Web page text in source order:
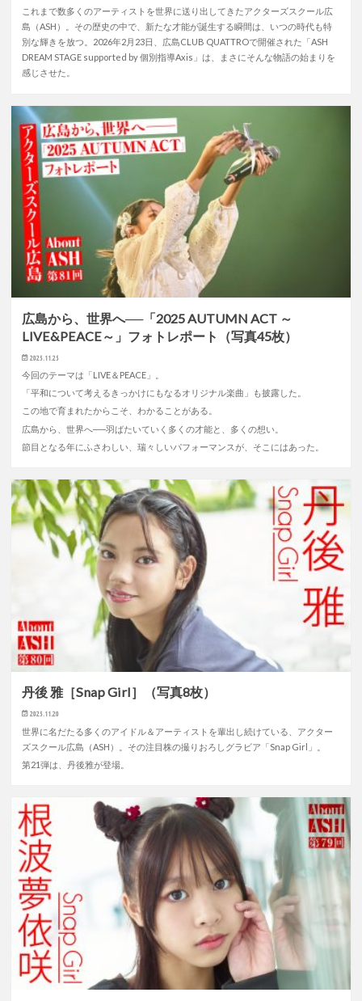
これまで数多くのアーティストを世界に送り出してきたアクターズスクール広
島（ASH）。その歴史の中で、新たな才能が誕生する瞬間は、いつの時代も特
別な輝きを放つ。2026年2月23日、広島CLUB QUATTROで開催された「ASH
DREAM STAGE supported by 個別指導Axis」は、まさにそんな物語の始まりを
感じさせた。
広島から、世界へ──「2025 AUTUMN ACT ～
LIVE&PEACE～」フォトレポート（写真45枚）
2025.11.25
今回のテーマは「LIVE＆PEACE」。
「平和について考えるきっかけにもなるオリジナル楽曲」も披露した。
この地で育まれたからこそ、わかることがある。
広島から、世界へ──羽ばたいていく多くの才能と、多くの想い。
節目となる年にふさわしい、瑞々しいパフォーマンスが、そこにはあった。
丹後 雅［Snap Girl］（写真8枚）
2025.11.20
世界に名だたる多くのアイドル＆アーティストを輩出し続けている、アクター
ズスクール広島（ASH）。その注目株の撮りおろしグラビア「Snap Girl」。
第21弾は、丹後雅が登場。